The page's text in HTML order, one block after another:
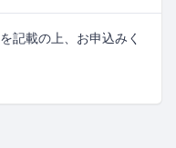
記載の上、お申込みく